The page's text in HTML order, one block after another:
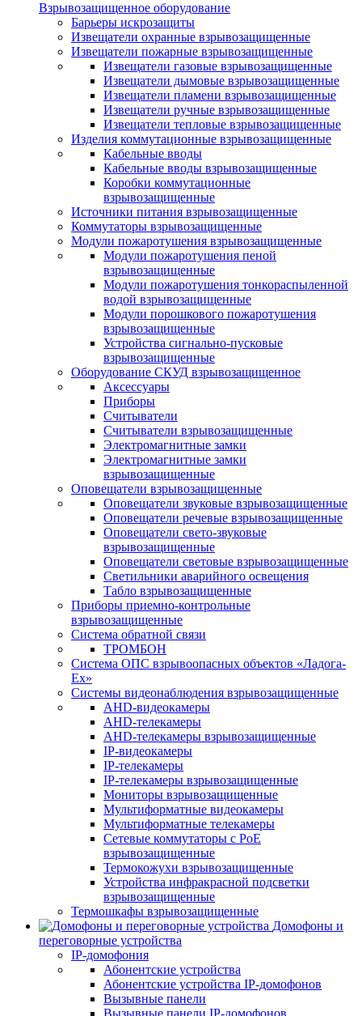
Взрывозащищенное оборудование
Барьеры искрозащиты
Извещатели охранные взрывозащищенные
Извещатели пожарные взрывозащищенные
Извещатели газовые взрывозащищенные
Извещатели дымовые взрывозащищенные
Извещатели пламени взрывозащищенные
Извещатели ручные взрывозащищенные
Извещатели тепловые взрывозащищенные
Изделия коммутационные взрывозащищенные
Кабельные вводы
Кабельные вводы взрывозащищенные
Коробки коммутационные
взрывозащищенные
Источники питания взрывозащищенные
Коммутаторы взрывозащищенные
Модули пожаротушения взрывозащищенные
Модули пожаротушения пеной
взрывозащищенные
Модули пожаротушения тонкораспыленной
водой взрывозащищенные
Модули порошкового пожаротушения
взрывозащищенные
Устройства сигнально-пусковые
взрывозащищенные
Оборудование СКУД взрывозащищенное
Аксессуары
Приборы
Считыватели
Считыватели взрывозащищенные
Электромагнитные замки
Электромагнитные замки
взрывозащищенные
Оповещатели взрывозащищенные
Оповещатели звуковые взрывозащищенные
Оповещатели речевые взрывозащищенные
Оповещатели свето-звуковые
взрывозащищенные
Оповещатели световые взрывозащищенные
Светильники аварийного освещения
Табло взрывозащищенные
Приборы приемно-контрольные
взрывозащищенные
Система обратной связи
ТРОМБОН
Система ОПС взрывоопасных объектов «Ладога-
Ex»
Системы видеонаблюдения взрывозащищенные
AHD-видеокамеры
AHD-телекамеры
AHD-телекамеры взрывозащищенные
IP-видеокамеры
IP-телекамеры
IP-телекамеры взрывозащищенные
Мониторы взрывозащищенные
Мультиформатные видеокамеры
Мультиформатные телекамеры
Сетевые коммутаторы с РоЕ
взрывозащищенные
Термокожухи взрывозащищенные
Устройства инфракрасной подсветки
взрывозащищенные
Термошкафы взрывозащищенные
Домофоны и
переговорные устройства
IP-домофония
Абонентские устройства
Абонентские устройства IP-домофонов
Вызывные панели
Вызывные панели IP-домофонов